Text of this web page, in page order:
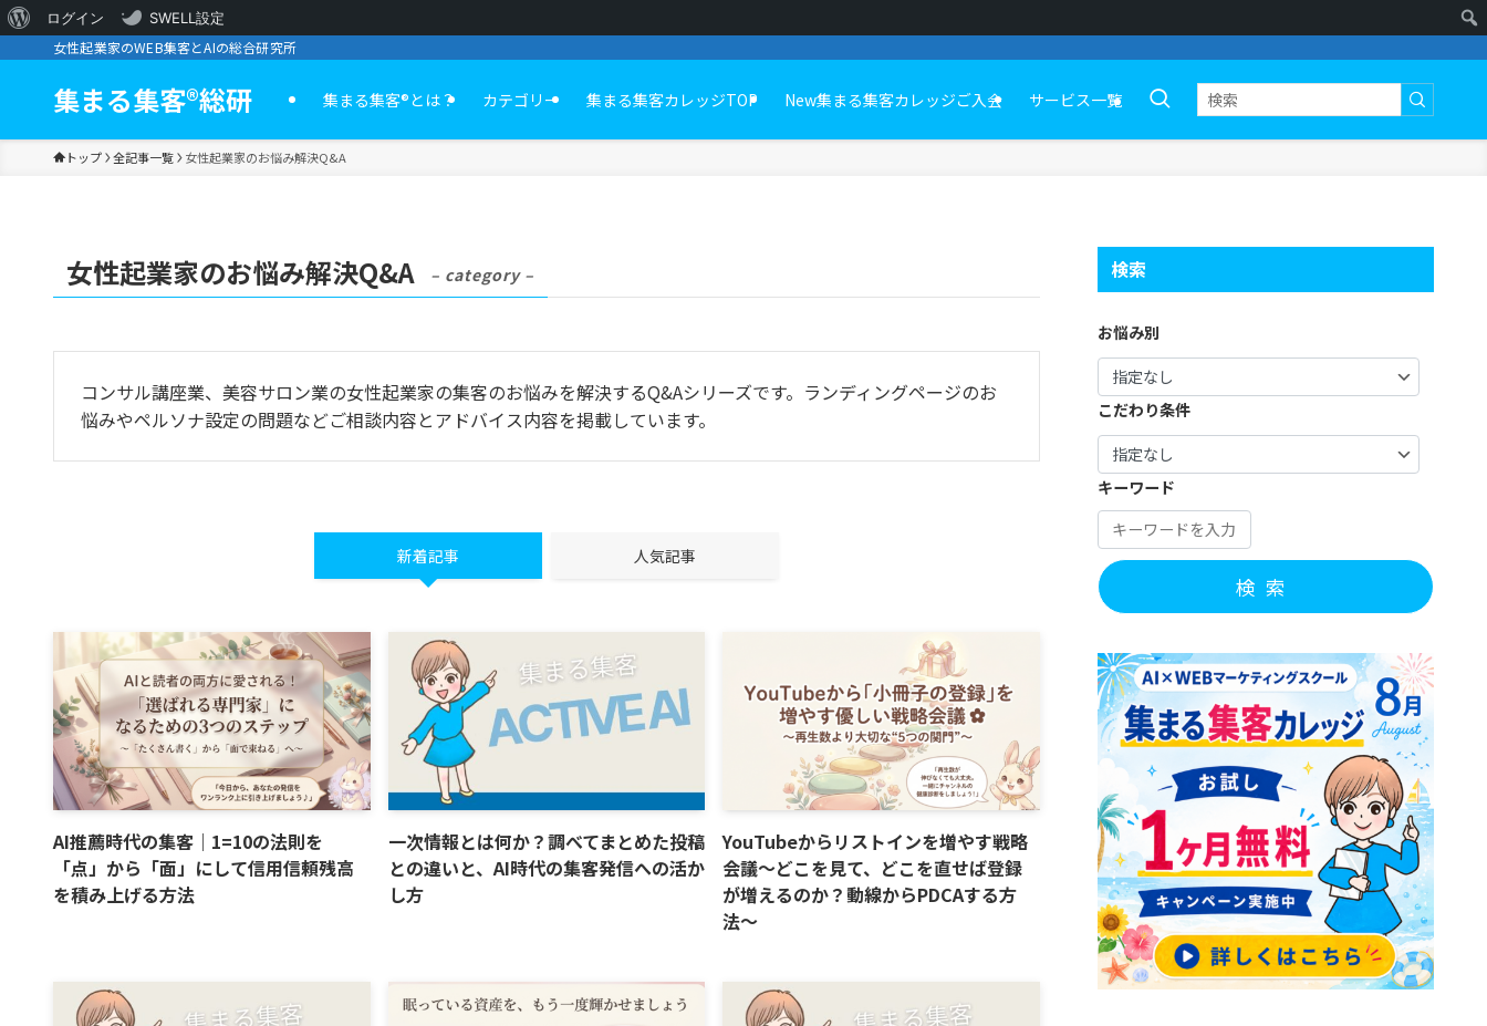
WordPress
ログイン SWELL設定
女性起業家のWEB集客とAIの総合研究所
集まる集客®︎総研 集まる集客®️とは？ カテゴリー 集まる集客カレッジTOP New集まる集客カレッジご入会 サービス一覧
トップ 全記事一覧 女性起業家のお悩み解決Q&A
女性起業家のお悩み解決Q&A – category –
コンサル講座業、美容サロン業の女性起業家の集客のお悩みを解決するQ&Aシリーズです。ランディングページのお
悩みやペルソナ設定の問題などご相談内容とアドバイス内容を掲載しています。
新着記事 人気記事
AI推薦時代の集客｜1=10の法則を
「点」から「面」にして信用信頼残高
を積み上げる方法
一次情報とは何か？調べてまとめた投稿
との違いと、AI時代の集客発信への活か
し方
YouTubeからリストインを増やす戦略
会議〜どこを見て、どこを直せば登録
が増えるのか？動線からPDCAする方
法〜
検索
お悩み別
こだわり条件
キーワード
検索